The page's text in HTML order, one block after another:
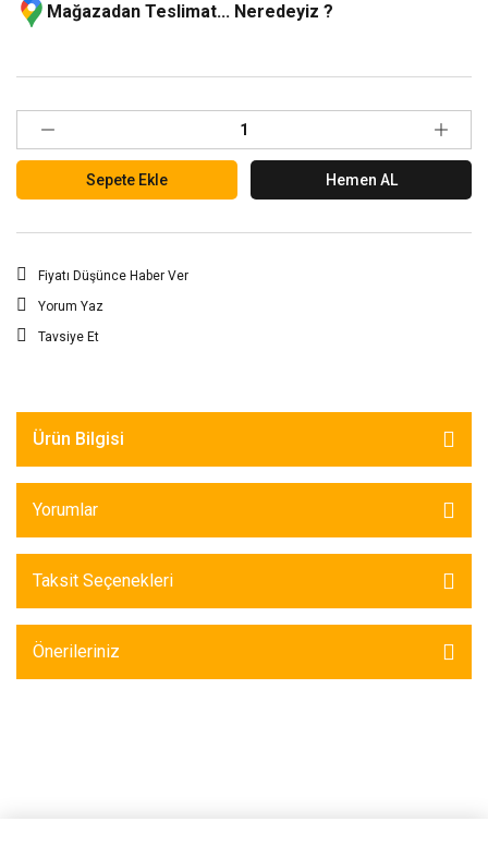
Mağazadan Teslimat... Neredeyiz ?
Sepete Ekle Hemen AL
Fiyatı Düşünce Haber Ver
Yorum Yaz
Tavsiye Et
Ürün Bilgisi
Yorumlar
Taksit Seçenekleri
Önerileriniz